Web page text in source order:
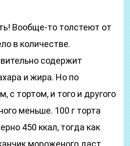
Вообще-то толстеют от
в количестве.
содержит
и жира. Но по
с тортом, и того и другого
меньше. 100 г торта
450 ккал, тогда как
мороженого даст